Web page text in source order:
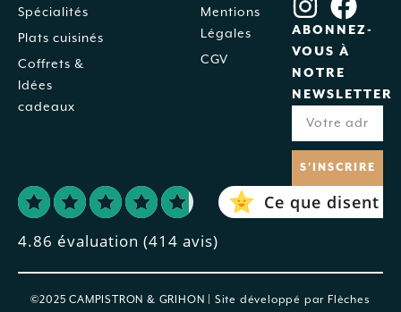
Spécialités
Plats cuisinés
Coffrets &
Idées
cadeaux
Mentions
Légales
CGV
ABONNEZ-
VOUS À
NOTRE
NEWSLETTER
S'INSCRIRE
Ce que disent
4.86 évaluation (414 avis)
©2025 CAMPISTRON & GRIHON | Site développé par Flèches